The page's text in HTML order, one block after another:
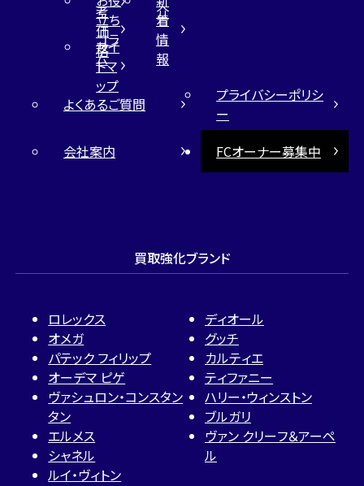
考
価
格
介
立ち
コラ
ム
着
情
報
サイ
トマ
ップ
よくあるご質問
プライバシーポリシ
ー
会社案内
FCオーナー募集中
買取強化ブランド
ロレックス
オメガ
パテック フィリップ
オーデマ ピゲ
ヴァシュロン・コンスタン
タン
エルメス
シャネル
ルイ・ヴィトン
ディオール
グッチ
カルティエ
ティファニー
ハリー・ウィンストン
ブルガリ
ヴァン クリーフ＆アーペ
ル